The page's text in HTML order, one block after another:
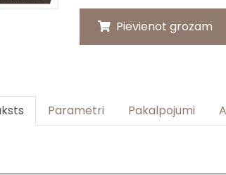
Pievienot grozam
Parametri Pakalpojumi